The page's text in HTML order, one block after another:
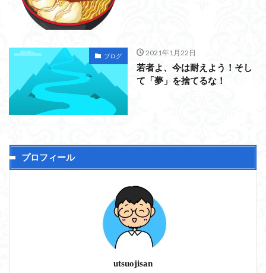
ブログ 2021年1月22日
若者よ、今は耐えよう！そし
て「夢」を捨てるな！
プロフィール
utsuojisan